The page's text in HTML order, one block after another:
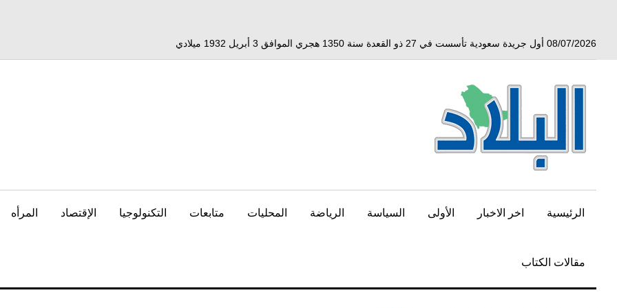
08/07/2026 أول جريدة سعودية تأسست في 27 ذو القعدة سنة 1350 هجري الموافق 3 أبريل 1932 ميلادي
الرئيسية اخر الاخبار الأولى السياسة الرياضة المحليات متابعات التكنولوجيا الإقتصاد المرأه
مقالات الكتاب